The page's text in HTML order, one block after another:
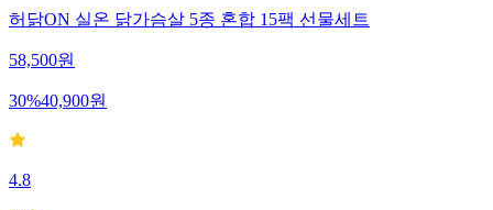
허닭ON 실온 닭가슴살 5종 혼합 15팩 선물세트
58,500원
30%40,900원
4.8